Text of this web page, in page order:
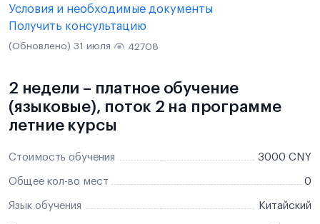
Условия и необходимые документы
Получить консультацию
(Обновлено) 31 июля 42708
2 недели – платное обучение
(языковые), поток 2 на программе
летние курсы
Стоимость обучения 3000 CNY
Общее кол-во мест 0
Язык обучения Китайский